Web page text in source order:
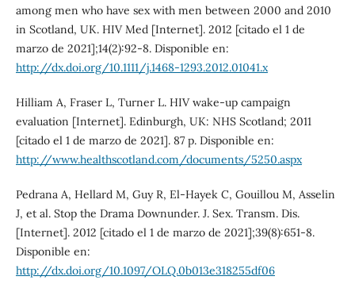
among men who have sex with men between 2000 and 2010
in Scotland, UK. HIV Med [Internet]. 2012 [citado el 1 de
marzo de 2021];14(2):92-8. Disponible en:
http://dx.doi.org/10.1111/j.1468-1293.2012.01041.x
Hilliam A, Fraser L, Turner L. HIV wake-up campaign
evaluation [Internet]. Edinburgh, UK: NHS Scotland; 2011
[citado el 1 de marzo de 2021]. 87 p. Disponible en:
http://www.healthscotland.com/documents/5250.aspx
Pedrana A, Hellard M, Guy R, El-Hayek C, Gouillou M, Asselin
J, et al. Stop the Drama Downunder. J. Sex. Transm. Dis.
[Internet]. 2012 [citado el 1 de marzo de 2021];39(8):651-8.
Disponible en:
http://dx.doi.org/10.1097/OLQ.0b013e318255df06